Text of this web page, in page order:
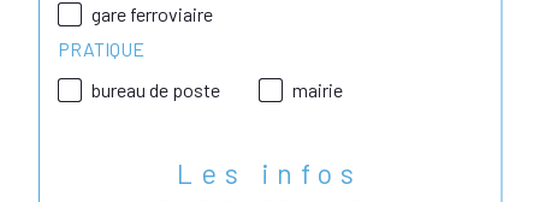
gare ferroviaire
PRATIQUE
bureau de poste
mairie
Les infos